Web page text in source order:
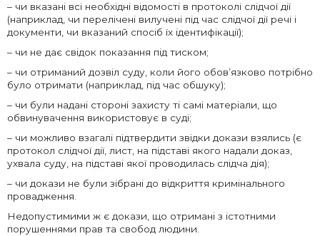
– чи вказані всі необхідні відомості в протоколі слідчої дії
(наприклад, чи перелічені вилучені під час слідчої дії речі і
документи, чи вказаний спосіб їх ідентифікації);
– чи не дає свідок показання під тиском;
– чи отриманий дозвіл суду, коли його обов’язково потрібно
було отримати (наприклад, під час обшуку);
– чи були надані стороні захисту ті самі матеріали, що
обвинувачення використовує в суді;
– чи можливо взагалі підтвердити звідки докази взялись (є
протокол слідчої дії, лист, на підставі якого надали доказ,
ухвала суду, на підставі якої проводилась слідча дія);
– чи докази не були зібрані до відкриття кримінального
провадження.
Недопустимими ж є докази, що отримані з істотними
порушеннями прав та свобод людини.